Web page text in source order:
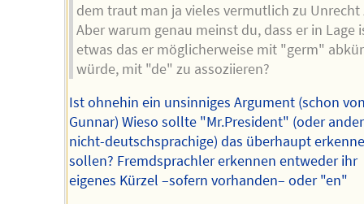
dem traut man ja vieles vermutlich zu Unrecht
Aber warum genau meinst du, dass er in Lage
etwas das er möglicherweise mit "germ"
würde, mit "de" zu assoziieren?
Ist ohnehin ein unsinniges Argument (schon
Gunnar) Wieso sollte "Mr.President" (oder
nicht-deutschsprachige) das überhaupt
sollen? Fremdsprachler erkennen entweder ihr
eigenes Kürzel –sofern vorhanden– oder "en"